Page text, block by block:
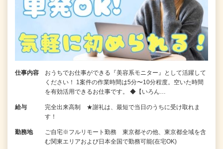
仕事内容
おうちでお仕事ができる『美容系モニター』として活躍して
ください！ 1案件の作業時間は5分〜10分程度。空いた時間
を有効活用できるお仕事です。 ◆【いろん…
給与
完全出来高制 ★謝礼は、最短で当日のうちに受け取れま
す！
勤務地
ご自宅※フルリモート勤務 東京都その他、東京都全域を含
む関東エリアおよび日本全国で勤務可能(在宅OK)